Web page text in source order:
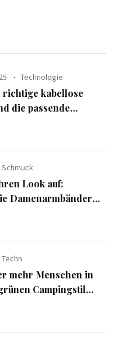
Technologie
richtige kabellose
die passende
Schmuck
Look auf:
Damenarmbänder
Techn
mehr Menschen in
Campingstil